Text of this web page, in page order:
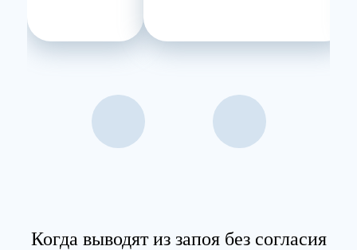
Когда выводят из запоя без согласия